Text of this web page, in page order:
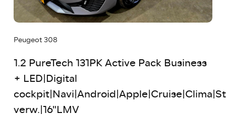
Peugeot 308
1.2 PureTech 131PK Active Pack Business
+ LED|Digital
verw.|16"LMV